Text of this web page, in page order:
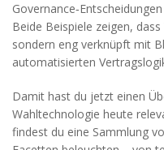
Beide Beispiele zeigen,
sondern eng verknüpft mit
automatisierten
Damit hast du jetzt einen
Wahltechnologie heute
findest du eine Sammlung